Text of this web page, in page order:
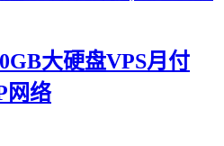
大硬盘VPS月付
网络